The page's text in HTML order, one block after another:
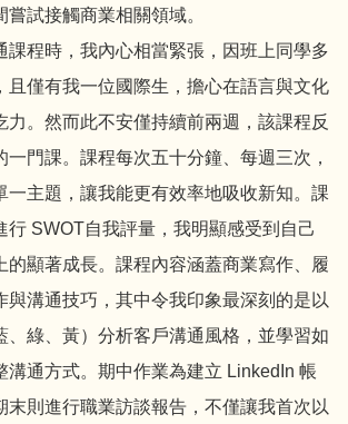
試接觸商業相關領域。
課程時，我內心相當緊張，因班上同學多
且僅有我一位國際生，擔心在語言與文化
力。然而此不安僅持續前兩週，該課程反
一門課。課程每次五十分鐘、每週三次，
一主題，讓我能更有效率地吸收新知。課
行 SWOT自我評量，我明顯感受到自己
的顯著成長。課程內容涵蓋商業寫作、履
與溝通技巧，其中令我印象最深刻的是以
、綠、黃）分析客戶溝通風格，並學習如
溝通方式。期中作業為建立 LinkedIn 帳
末則進行職業訪談報告，不僅讓我首次以